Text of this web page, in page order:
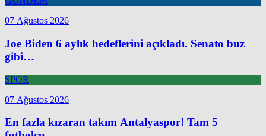
07 Ağustos 2026
Joe Biden 6 aylık hedeflerini açıkladı. Senato buz
gibi…
SPOR
07 Ağustos 2026
En fazla kızaran takım Antalyaspor! Tam 5